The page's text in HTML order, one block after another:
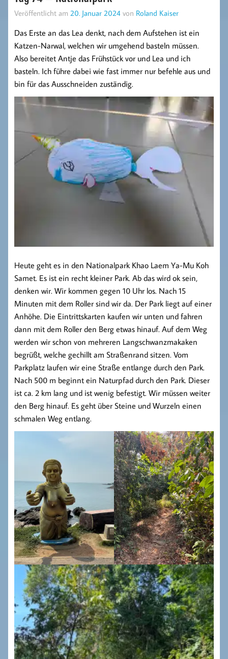
Veröffentlicht am 20. Januar 2024 von Roland Kaiser
Das Erste an das Lea denkt, nach dem Aufstehen ist ein
Katzen-Narwal, welchen wir umgehend basteln müssen.
Also bereitet Antje das Frühstück vor und Lea und ich
basteln. Ich führe dabei wie fast immer nur befehle aus und
bin für das Ausschneiden zuständig.
Heute geht es in den Nationalpark Khao Laem Ya-Mu Koh
Samet. Es ist ein recht kleiner Park. Ab das wird ok sein,
denken wir. Wir kommen gegen 10 Uhr los. Nach 15
Minuten mit dem Roller sind wir da. Der Park liegt auf einer
Anhöhe. Die Eintrittskarten kaufen wir unten und fahren
dann mit dem Roller den Berg etwas hinauf. Auf dem Weg
werden wir schon von mehreren Langschwanzmakaken
begrüßt, welche gechillt am Straßenrand sitzen. Vom
Parkplatz laufen wir eine Straße entlange durch den Park.
Nach 500 m beginnt ein Naturpfad durch den Park. Dieser
ist ca. 2 km lang und ist wenig befestigt. Wir müssen weiter
den Berg hinauf. Es geht über Steine und Wurzeln einen
schmalen Weg entlang.